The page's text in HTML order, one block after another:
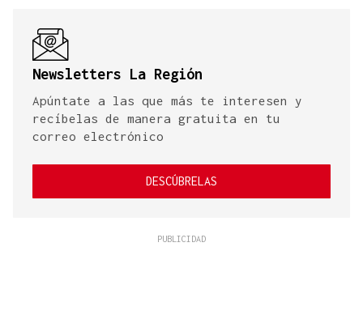
Newsletters La Región
Apúntate a las que más te interesen y
recíbelas de manera gratuita en tu
correo electrónico
DESCÚBRELAS